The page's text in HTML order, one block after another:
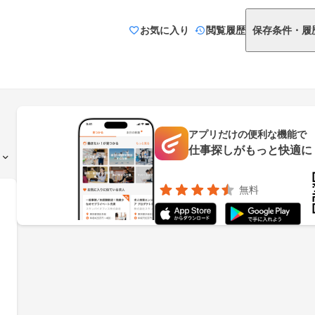
お気に入り 閲覧履歴 保存条件・履
アプリだけの便利な機能で
仕事探しがもっと快適に
無料